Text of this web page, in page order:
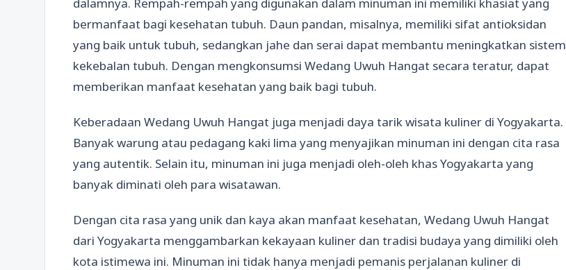
bermanfaat bagi kesehatan tubuh. Daun pandan, misalnya, memiliki sifat antioksidan
yang baik untuk tubuh, sedangkan jahe dan serai dapat membantu meningkatkan sistem
kekebalan tubuh. Dengan mengkonsumsi Wedang Uwuh Hangat secara teratur, dapat
memberikan manfaat kesehatan yang baik bagi tubuh.
Keberadaan Wedang Uwuh Hangat juga menjadi daya tarik wisata kuliner di Yogyakarta.
Banyak warung atau pedagang kaki lima yang menyajikan minuman ini dengan cita rasa
yang autentik. Selain itu, minuman ini juga menjadi oleh-oleh khas Yogyakarta yang
banyak diminati oleh para wisatawan.
Dengan cita rasa yang unik dan kaya akan manfaat kesehatan, Wedang Uwuh Hangat
dari Yogyakarta menggambarkan kekayaan kuliner dan tradisi budaya yang dimiliki oleh
kota istimewa ini. Minuman ini tidak hanya menjadi pemanis perjalanan kuliner di